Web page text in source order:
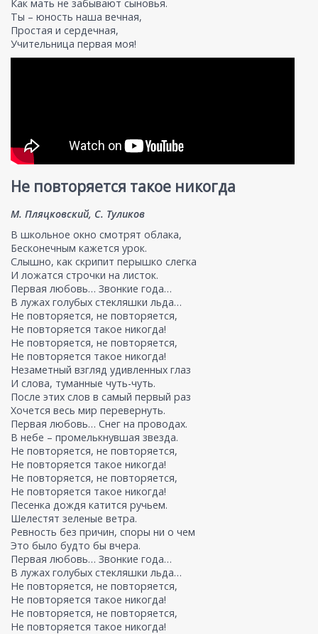
Как мать не забывают сыновья.
Ты – юность наша вечная,
Простая и сердечная,
Учительница первая моя!
Не повторяется такое никогда
М. Пляцковский, С. Туликов
В школьное окно смотрят облака,
Бесконечным кажется урок.
Слышно, как скрипит перышко слегка
И ложатся строчки на листок.
Первая любовь… Звонкие года…
В лужах голубых стекляшки льда…
Не повторяется, не повторяется,
Не повторяется такое никогда!
Не повторяется, не повторяется,
Не повторяется такое никогда!
Незаметный взгляд удивленных глаз
И слова, туманные чуть-чуть.
После этих слов в самый первый раз
Хочется весь мир перевернуть.
Первая любовь… Снег на проводах.
В небе – промелькнувшая звезда.
Не повторяется, не повторяется,
Не повторяется такое никогда!
Не повторяется, не повторяется,
Не повторяется такое никогда!
Песенка дождя катится ручьем.
Шелестят зеленые ветра.
Ревность без причин, споры ни о чем
Это было будто бы вчера.
Первая любовь… Звонкие года…
В лужах голубых стекляшки льда…
Не повторяется, не повторяется,
Не повторяется такое никогда!
Не повторяется, не повторяется,
Не повторяется такое никогда!